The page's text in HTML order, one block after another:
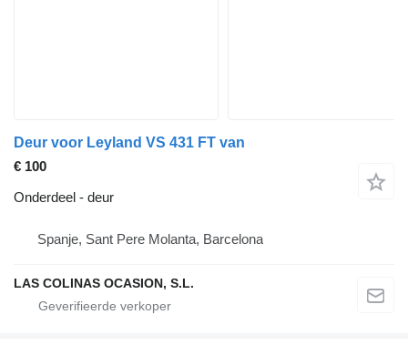
Deur voor Leyland VS 431 FT van
€ 100
Onderdeel - deur
Spanje, Sant Pere Molanta, Barcelona
LAS COLINAS OCASION, S.L.